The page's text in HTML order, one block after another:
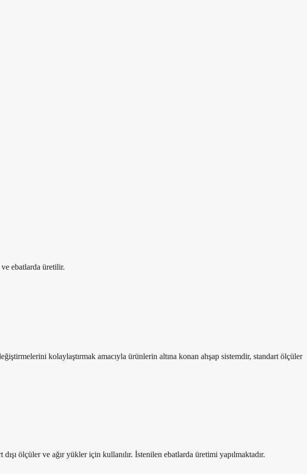
ve ebatlarda üretilir.
kolaylaştırmak amacıyla ürünlerin altına konan ahşap sistemdir, standart ölçüler
ölçüler ve ağır yükler için kullanılır. İstenilen ebatlarda üretimi yapılmaktadır.